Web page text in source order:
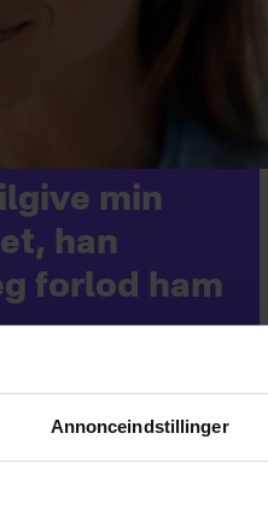
Annonceindstillinger
min
han
forlod ham